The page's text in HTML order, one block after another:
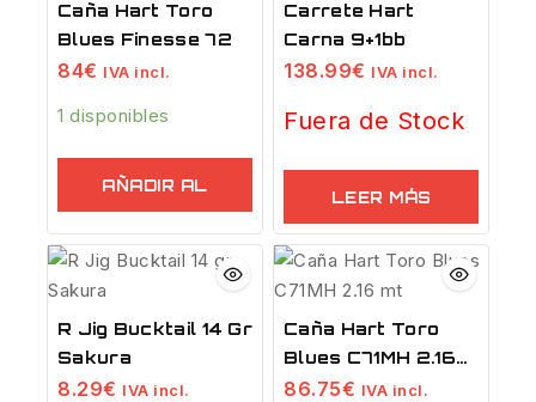
Caña Hart Toro
Blues Finesse 72
84€ IVA incl.
1 disponibles
AÑADIR AL
CARRITO
Carrete Hart
Carna 9+1bb
138.99€ IVA incl.
Fuera de Stock
LEER MÁS
R Jig Bucktail 14 Gr
Sakura
8.29€ IVA incl.
Caña Hart Toro
Blues C71MH 2.16
Mt
86.75€ IVA incl.